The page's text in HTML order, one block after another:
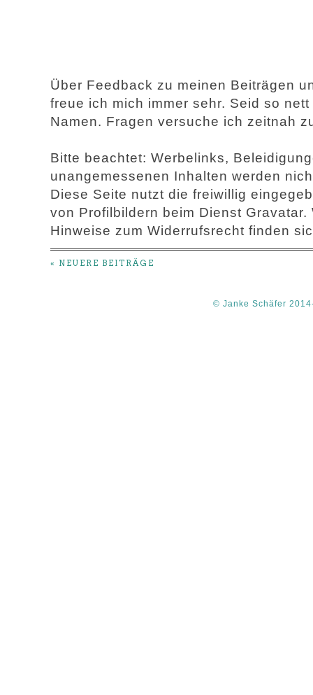
Über Feedback zu meinen Beiträgen
freue ich mich immer sehr. Seid so
Namen. Fragen versuche ich zeitnah
Bitte beachtet: Werbelinks,
unangemessenen Inhalten werden
Diese Seite nutzt die freiwillig
von Profilbildern beim Dienst
Hinweise zum Widerrufsrecht finden
« NEUERE BEITRÄGE
© Janke Schäfer